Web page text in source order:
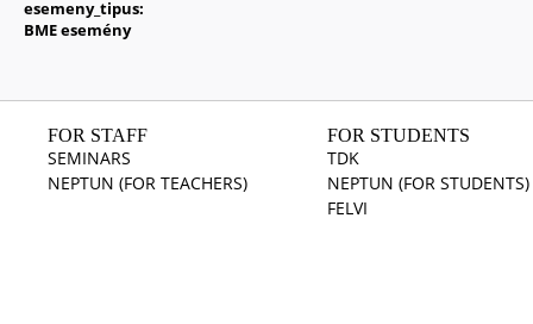
esemeny_tipus:
BME esemény
FOR STAFF
SEMINARS
NEPTUN (FOR TEACHERS)
FOR STUDENTS
TDK
NEPTUN (FOR STUDENTS)
FELVI